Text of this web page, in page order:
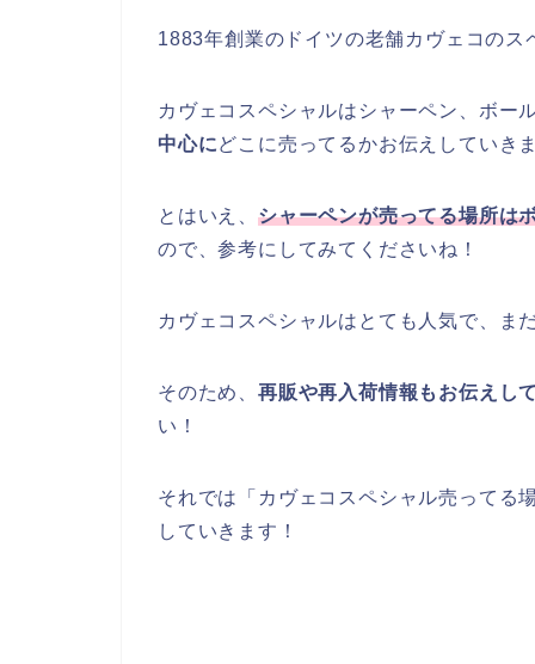
1883年創業のドイツの老舗カヴェコのス
カヴェコスペシャルはシャーペン、ボー
中心にどこに売ってるかお伝えしていき
とはいえ、 シャーペンが売ってる場所は
ので、参考にしてみてくださいね！
カヴェコスペシャルはとても人気で、ま
そのため、 再販や再入荷情報もお伝えし
い！
それでは「カヴェコスペシャル売ってる
していきます！